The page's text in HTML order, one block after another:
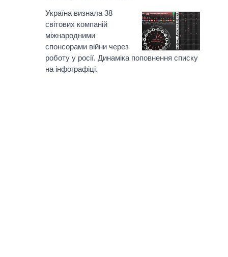
Україна визнала 38
світових компаній
міжнародними
спонсорами війни через
роботу у росії. Динаміка поповнення списку
на інфографіці.